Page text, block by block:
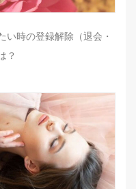
い時の登録解除（退会・
？